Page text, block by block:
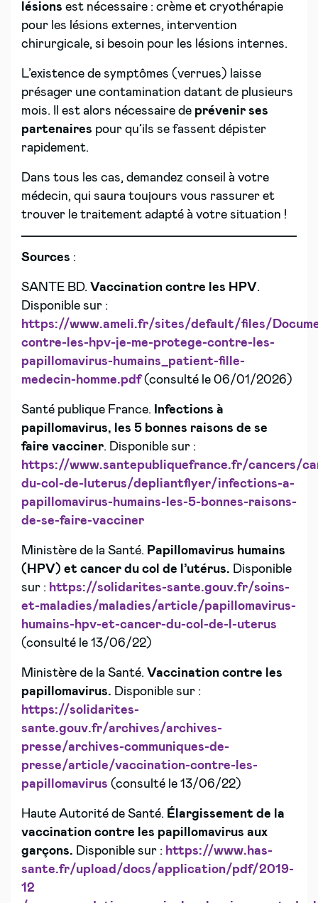
lésions est nécessaire : crème et cryothérapie
pour les lésions externes, intervention
chirurgicale, si besoin pour les lésions internes.
L’existence de symptômes (verrues) laisse
présager une contamination datant de plusieurs
mois. Il est alors nécessaire de prévenir ses
partenaires pour qu’ils se fassent dépister
rapidement.
Dans tous les cas, demandez conseil à votre
médecin, qui saura toujours vous rassurer et
trouver le traitement adapté à votre situation !
Sources :
SANTE BD. Vaccination contre les HPV.
Disponible sur :
https://www.ameli.fr/sites/default/files/
contre-les-hpv-je-me-protege-contre-les-
papillomavirus-humains_patient-fille-
medecin-homme.pdf(consulté le 06/01/2026)
Santé publique France.
Infections à
papillomavirus, les 5 bonnes raisons de se
faire vacciner. Disponible sur :
https://www.santepubliquefrance.fr/cancers/
du-col-de-luterus/depliantflyer/infections-a-
papillomavirus-humains-les-5-bonnes-raisons-
de-se-faire-vacciner
Ministère de la Santé. Papillomavirus humains
(HPV) et cancer du col de l’utérus. Disponible
sur : https://solidarites-sante.gouv.fr/soins-
et-maladies/maladies/article/papillomavirus-
humains-hpv-et-cancer-du-col-de-l-uterus
(consulté le 13/06/22)
Ministère de la Santé. Vaccination contre les
papillomavirus. Disponible sur :
https://solidarites-
sante.gouv.fr/archives/archives-
presse/archives-communiques-de-
presse/article/vaccination-contre-les-
papillomavirus (consulté le 13/06/22)
Haute Autorité de Santé. Élargissement de la
vaccination contre les papillomavirus aux
garçons. Disponible sur : https://www.has-
sante.fr/upload/docs/application/pdf/2019-
12